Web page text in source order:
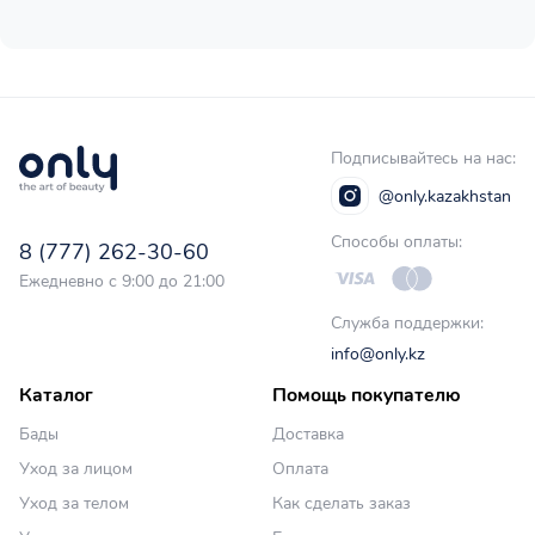
8 (777) 262-30-60
Ежедневно с 9:00 до 21:00
Подписывайтесь на нас:
@only.kazakhstan
Способы оплаты:
Служба поддержки:
info@only.kz
Каталог
Бады
Уход за лицом
Уход за телом
Помощь покупателю
Доставка
Оплата
Как сделать заказ